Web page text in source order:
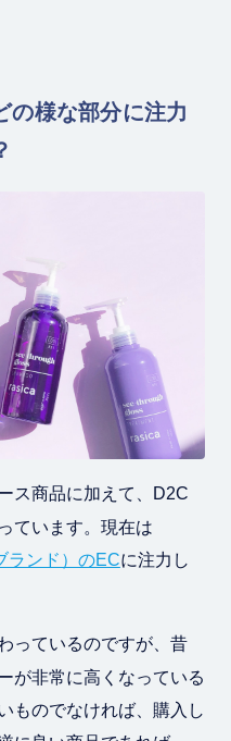
の様な部分に注力
ス商品に加えて、D2C
ています。現在は
ランド）のECに注力し
っているのですが、昔
が非常に高くなっている
ものでなければ、購入し